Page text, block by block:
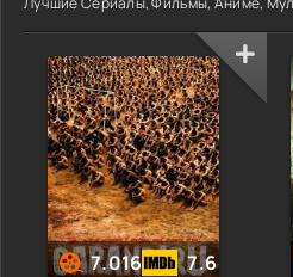
7.016 7.6